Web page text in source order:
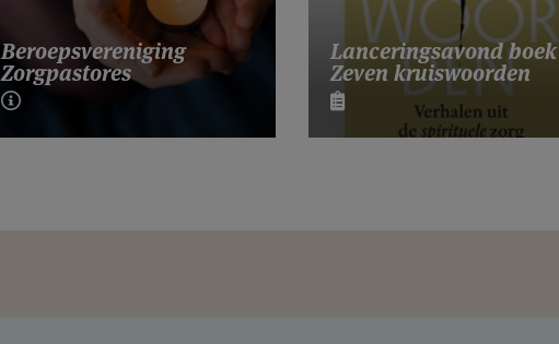
Beroepsvereniging
Zorgpastores
Lanceringsavond boek
Zeven kruiswoorden